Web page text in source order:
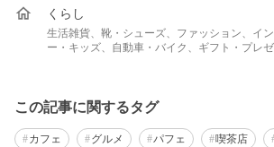
リプション、アプリ
くらし
生活雑貨、靴・シューズ、ファッション、イ
ー・キッズ、自動車・バイク、ギフト・プレ
この記事に関するタグ
カフェ グルメ パフェ 喫茶店